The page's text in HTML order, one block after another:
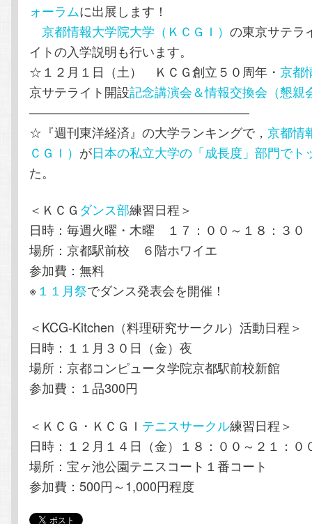
ォーラムに出展します！
京都情報大学院大学（ＫＣＧＩ）の東京サテラ
イトの入学説明も行います。
☆１２月１日（土） ＫＣＧ創立５０周年・京都
京サテライト開設記念講演会＆情報交換会（懇親
—————————————————–
☆『週刊東洋経済』の大学ランキングで，京都情
ＣＧＩ） が日本の私立大学の「成長度」部門でト
た。
＜ＫＣＧ ダンス部練習日程＞
日時：毎週火曜・木曜 １７：００～１８：３０
場所：京都駅前校 ６階ホワイエ
参加費：無料
※ １１月祭でダンス発表会を開催！
＜KCG-Kitchen（料理研究サークル）活動日程＞
日時：１１月３０日（金）夜
場所：京都コンピュータ学院京都駅前校新館
参加費：１品300円
＜ＫＣＧ・ＫＣＧＩ テニスサークル練習日程＞
日時：１２月１４日（金）１８：００～２１：０
場所：宝ヶ池公園テニスコート１番コート
参加費：500円～1,000円程度